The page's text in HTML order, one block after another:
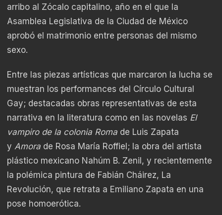
arribo al Zócalo capitalino, año en el que la
Asamblea Legislativa de la Ciudad de México
aprobó el matrimonio entre personas del mismo
sexo.
Entre las piezas artísticas que marcaron la lucha se
muestran los performances del Círculo Cultural
Gay; destacadas obras representativas de esta
narrativa en la literatura como en las novelas El
vampiro de la colonia Roma de Luis Zapata
y Amora de Rosa María Roffiel; la obra del artista
plástico mexicano Nahúm B. Zenil, y recientemente
la polémica pintura de Fabián Cháirez, La
Revolución, que retrata a Emiliano Zapata en una
pose homoerótica.